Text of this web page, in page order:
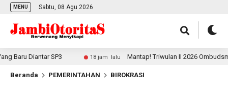
MENU Sabtu, 08 Agu 2026
Diantar SP3 18 jam lalu Mantap! Triwulan II 2026
Beranda PEMERINTAHAN BIROKRASI